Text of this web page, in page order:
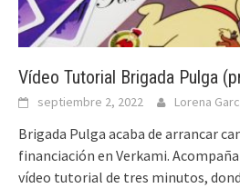
Vídeo Tutorial Brigada Pulga
septiembre 2, 2022 Lorena
Brigada Pulga acaba de arrancar
financiación en Verkami.
vídeo tutorial de tres minutos,